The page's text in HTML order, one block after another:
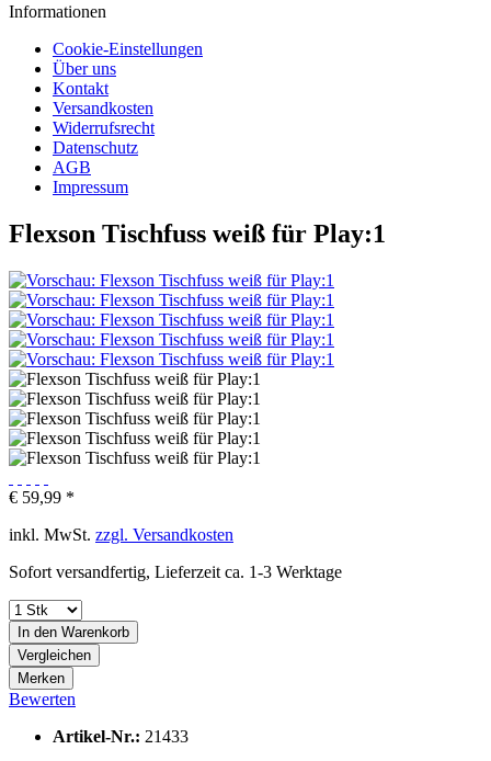
Informationen
Cookie-Einstellungen
Über uns
Kontakt
Versandkosten
Widerrufsrecht
Datenschutz
AGB
Impressum
Flexson Tischfuss weiß für Play:1
€ 59,99 *
inkl. MwSt. zzgl. Versandkosten
Sofort versandfertig, Lieferzeit ca. 1-3 Werktage
In den Warenkorb
Vergleichen
Merken
Bewerten
Artikel-Nr.: 21433